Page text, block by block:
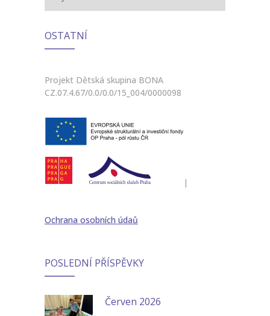
OSTATNÍ
Projekt Dětská skupina BONA
CZ.07.4.67/0.0/0.0/15_004/0000098
|
Ochrana osobních údaů
POSLEDNÍ PŘÍSPĚVKY
Červen 2026